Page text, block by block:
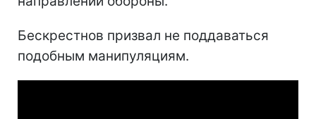
Бескрестнов призвал не поддаваться
подобным манипуляциям.